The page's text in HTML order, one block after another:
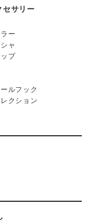
セサリー
ー
ャ
プ
ルフック
クション